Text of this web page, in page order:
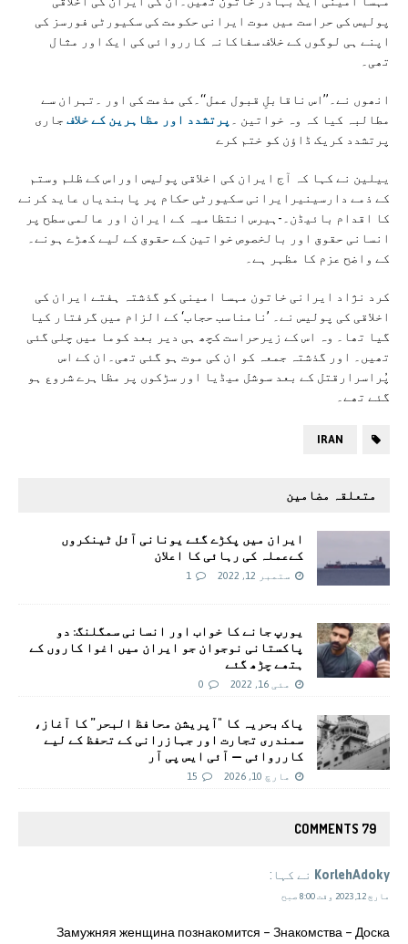
پولیس کی حراست میں موت ایرانی حکومت کی سکیورٹی فورسز کی
اپنے ہی لوگوں کے خلاف سفاکانہ کارروائی کی ایک اور مثال
تھی۔
انھوں نے۔’’اس ناقابلِ قبول عمل‘‘۔کی مذمت کی اور ۔تہران سے
مطالبہ کیا کہ وہ خواتین ۔
پرتشدد اور مظاہرین کے خلاف جاری
پرتشدد کریک ڈاؤن کو ختم کرے
ییلین نے کہا کہ آج ایران کی اخلاقی پولیس اوراس کے ظلم وستم
کے ذمے دارسینیرایرانی سکیورٹی حکام پر پابندیاں عاید کرنے
کا اقدام بائیڈن۔-ہیرس انتظامیہ کے ایران اور عالمی سطح پر
انسانی حقوق اور بالخصوص خواتین کے حقوق کے لیے کھڑے ہونے۔
کے واضح عزم کا مظہر ہے۔
کرد نژاد ایرانی خاتون مہسا امینی کو گذشتہ ہفتے ایران کی
اخلاقی کی پولیس نے۔ ’نامناسب حجاب‘ کے الزام میں گرفتار کیا
گیا تھا۔ وہ اس کے زیرحراست کچھ ہی دیر بعد کوما میں چلی گئی
تھیں۔ اور گذشتہ جمعہ کو ان کی موت ہو گئی تھی۔ان کے اس
پُراسرارقتل کے بعد سوشل میڈیا اور سڑکوں پر مظاہرے شروع ہو
گئے تھے۔
IRAN
متعلقہ مضامین
ایران میں پکڑے گئے یونانی آئل ٹینکروں
کےعملہ کی رہائی کا اعلان
ستمبر 12, 2022 1
یورپ جانے کا خواب اور انسانی سمگلنگ: دو
پاکستانی نوجوان جو ایران میں اغوا کاروں کے
ہتھے چڑھ گئے
مئی 16, 2022 0
پاک بحریہ کا "آپریشن محافظ البحر” کا آغاز،
سمندری تجارت اور جہازرانی کے تحفظ کے لیے
کارروائی — آئی ایس پی آر
مارچ 10, 2026 15
79 COMMENTS
KorlehAdoky نے کہا:
مارچ 12, 2023 وقت 8:00 صبح
Замужняя женщина познакомится – Знакомства – Доска